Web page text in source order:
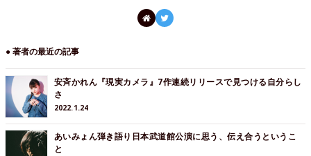
● 著者の最近の記事
安斉かれん『現実カメラ』7作連続リリースで見つける自分らし
さ
2022.1.24
あいみょん弾き語り日本武道館公演に思う、伝え合うというこ
と